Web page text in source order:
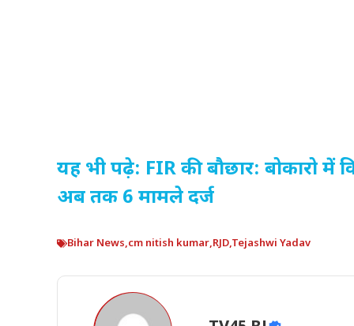
यह भी पढ़े: FIR की बौछार: बोकारो में
अब तक 6 मामले दर्ज
Bihar News,cm nitish kumar,RJD,Tejashwi Yadav